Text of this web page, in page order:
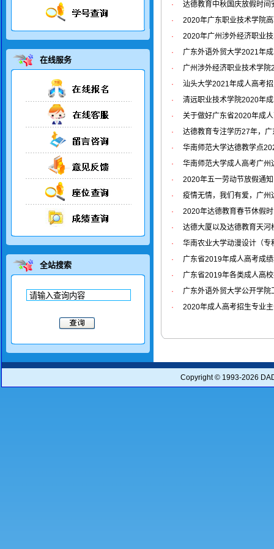
·
达德教育中秋国庆放假时
·
2020年广东职业技术学院
·
2020年广州涉外经济职业
·
广东外语外贸大学2021年
·
广州涉外经济职业技术学
·
汕头大学2021年成人高考
·
清远职业技术学院2020年
·
关于做好广东省2020年成
·
达德教育专注学历27年，
·
华南师范大学达德教学点
·
华南师范大学成人高考广
·
2020年五一劳动节放假通知
·
疫情无情，我们有爱，广
·
2020年达德教育春节休假
·
达德大厦以及达德教育天
·
华南农业大学动漫设计（
·
广东省2019年成人高考成
·
广东省2019年各类成人高
·
广东外语外贸大学公开学
·
2020年成人高考招生专业
在线服务
全站搜索
Copyright © 1993-2026